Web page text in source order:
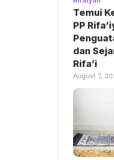
Temui
PP
dan
Rifa’i
August 7,